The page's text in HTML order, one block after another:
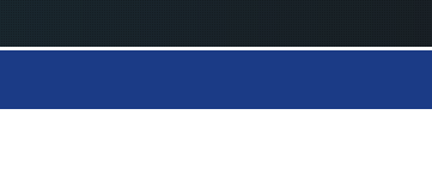
연합전공 지능형 통신